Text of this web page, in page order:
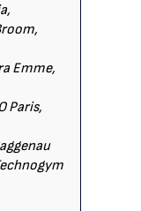
Emme,
Paris,